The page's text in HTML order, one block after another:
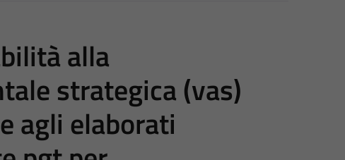
alla
strategica (vas)
agli elaborati